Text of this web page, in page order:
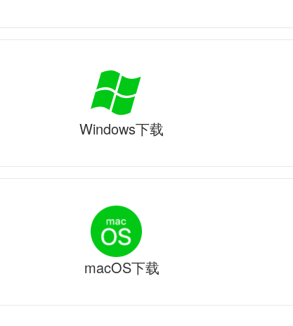
Windows下载
macOS下载